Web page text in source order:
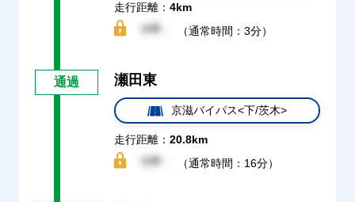
走行距離： 4km
（通常時間：3分）
通過 瀬田東
京滋バイパス<下/茨木>
走行距離： 20.8km
（通常時間：16分）